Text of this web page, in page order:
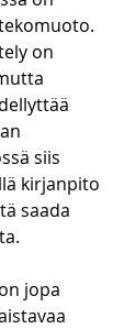
on
siis
kirjanpito
saada
jopa